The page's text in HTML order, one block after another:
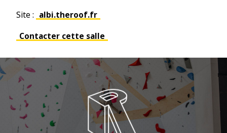
Site : albi.theroof.fr
Contacter cette salle